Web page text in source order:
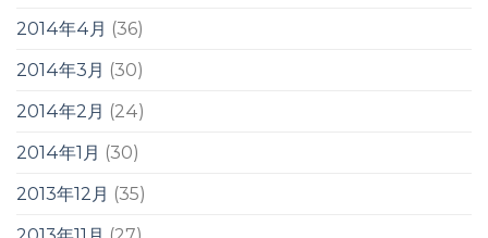
2014年4月 (36)
2014年3月 (30)
2014年2月 (24)
2014年1月 (30)
2013年12月 (35)